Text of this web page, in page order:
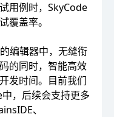
用例时，SkyCode
覆盖率。
编辑器中，无缝衔
的同时，智能高效
发时间。目前我们
，后续会支持更多
、